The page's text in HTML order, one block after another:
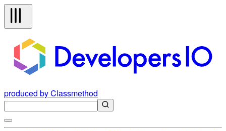
produced by Classmethod